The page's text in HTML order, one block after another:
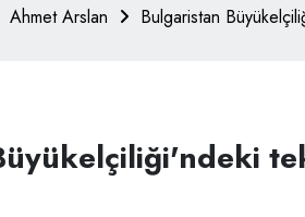
Ahmet Arslan Bulgaristan